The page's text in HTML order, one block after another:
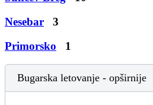
Nesebar
3
Primorsko
1
Bugarska letovanje - opširnije